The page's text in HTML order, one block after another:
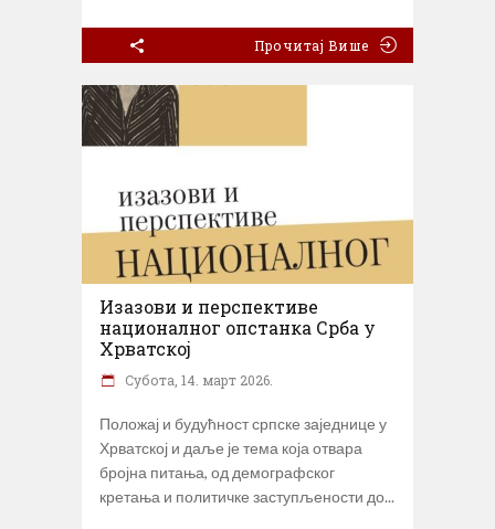
Прочитај Више
Изазови и перспективе
националног опстанка Срба у
Хрватској
Субота, 14. март 2026.
Положај и будућност српске заједнице у
Хрватској и даље је тема која отвара
бројна питања, од демографског
кретања и политичке заступљености до